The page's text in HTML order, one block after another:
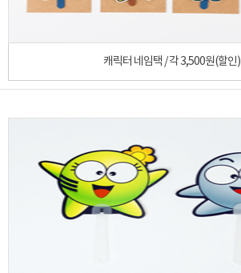
캐릭터 네임택 / 각 3,500원(할인)